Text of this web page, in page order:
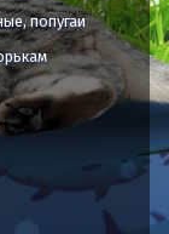
попугаи